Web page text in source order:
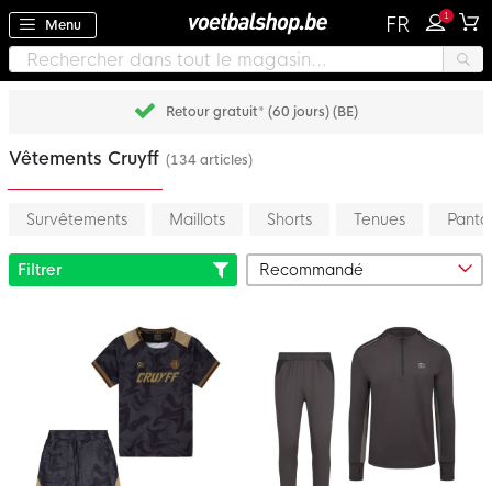
Menu FR 1
Retour gratuit* (60 jours) (BE)
Vêtements Cruyff (134 articles)
Survêtements Maillots Shorts Tenues
Filtrer